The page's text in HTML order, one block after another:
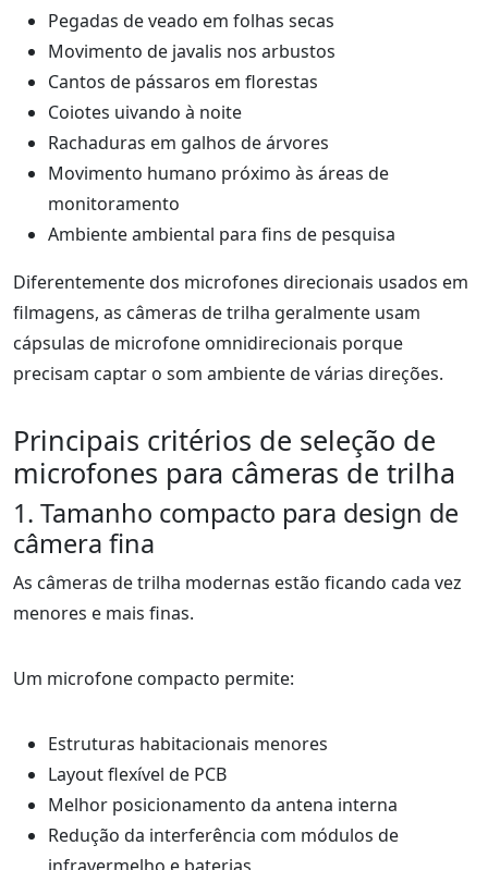
Pegadas de veado em folhas secas
Movimento de javalis nos arbustos
Cantos de pássaros em florestas
Coiotes uivando à noite
Rachaduras em galhos de árvores
Movimento humano próximo às áreas de
monitoramento
Ambiente ambiental para fins de pesquisa
Diferentemente dos microfones direcionais usados em
filmagens, as câmeras de trilha geralmente usam
cápsulas de microfone omnidirecionais porque
precisam captar o som ambiente de várias direções.
Principais critérios de seleção de
microfones para câmeras de trilha
1. Tamanho compacto para design de
câmera fina
As câmeras de trilha modernas estão ficando cada vez
menores e mais finas.
Um microfone compacto permite:
Estruturas habitacionais menores
Layout flexível de PCB
Melhor posicionamento da antena interna
Redução da interferência com módulos de